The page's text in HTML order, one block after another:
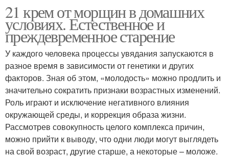
21 крем от морщин в домашних
условиях. Естественное и
преждевременное старение
У каждого человека процессы увядания запускаются в
разное время в зависимости от генетики и других
факторов. Зная об этом, «молодость» можно продлить и
значительно сократить признаки возрастных изменений.
Роль играют и исключение негативного влияния
окружающей среды, и коррекция образа жизни.
Рассмотрев совокупность целого комплекса причин,
можно прийти к выводу, что одни люди могут выглядеть
на свой возраст, другие старше, а некоторые – моложе.